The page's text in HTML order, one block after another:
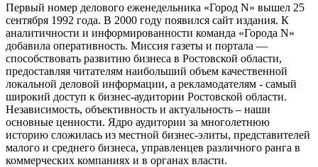
Первый номер делового еженедельника «Город N» вышел 25
сентября 1992 года. В 2000 году появился сайт издания. К
аналитичности и информированности команда «Города N»
добавила оперативность. Миссия газеты и портала —
способствовать развитию бизнеса в Ростовской области,
предоставляя читателям наибольший объем качественной
локальной деловой информации, а рекламодателям - самый
широкий доступ к бизнес-аудитории Ростовской области.
Независимость, объективность и актуальность – наши
основные ценности. Ядро аудитории за многолетнюю
историю сложилась из местной бизнес-элиты, представителей
малого и среднего бизнеса, управленцев различного ранга в
коммерческих компаниях и в органах власти.